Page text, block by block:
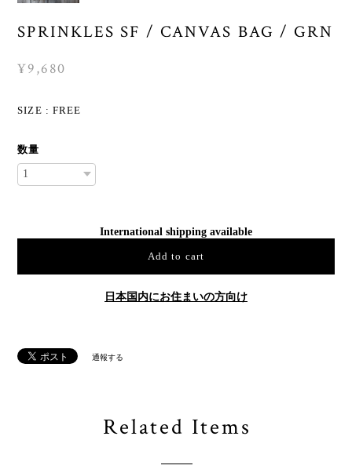
SPRINKLES SF / CANVAS BAG / GRN
¥9,680
SIZE : FREE
数量
International shipping available
Add to cart
日本国内にお住まいの方向け
通報する
Related Items